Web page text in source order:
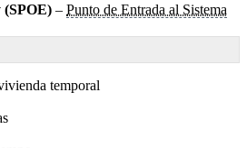
(SPOE) – Punto de Entrada al Sistema
temporal